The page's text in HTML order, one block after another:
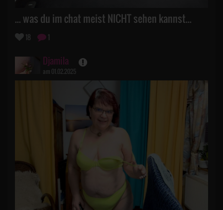
... was du im chat meist NICHT sehen kannst...
18 1
Djamila
am 01.02.2025